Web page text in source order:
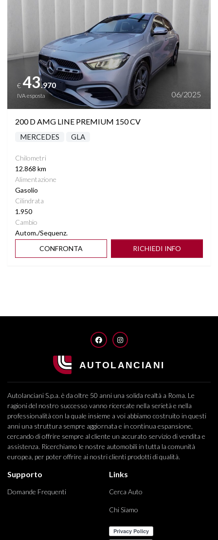
€43.970
IVA esposta 06/2025
200 D AMG LINE PREMIUM 150 CV
MERCEDES GLA
Chilometri
12.868 km
Alimentazione
Gasolio
Cilindrata
1.950
Cambio
Autom./Sequenz.
CONFRONTA
RICHIEDI INFO
FACEBOOKINSTAGRAM
Autolanciani S.p.a. è da oltre 50 anni una solida realtà a Roma. Le
ragioni del nostro successo vanno ricercate nella serietà e nella
professionalità con la quale insieme a voi abbiamo costruito in questi
anni una struttura sempre aggiornata e in continua espansione,
cercando di offrire sempre al cliente un accurato servizio di vendita e
assistenza. Ricerchiamo le nostre automobili in tutta la comunità
europea, per poter offrire ai nostri clienti prodotti di qualità.
Supporto
Domande Frequenti
Links
Cerca Auto
Chi Siamo